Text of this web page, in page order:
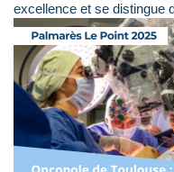
excellence et se distingue